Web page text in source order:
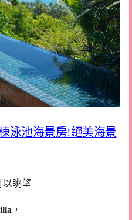
泳池海景房!絕美海景
以眺望
，